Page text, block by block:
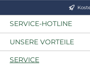
SERVICE-HOTLINE
UNSERE VORTEILE
SERVICE